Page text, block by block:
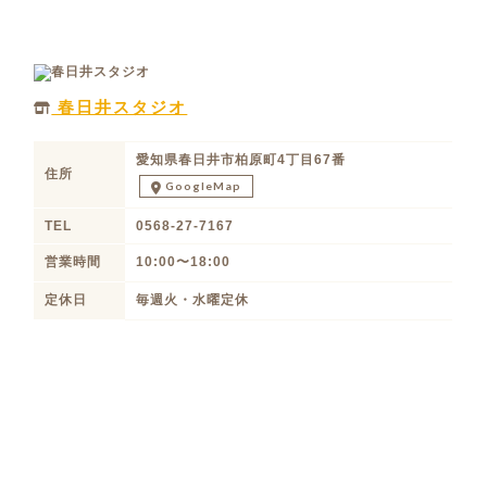
春日井スタジオ
住所
愛知県春日井市柏原町4丁目67番
GoogleMap
TEL 0568-27-7167
営業時間 10:00〜18:00
定休日 毎週火・水曜定休